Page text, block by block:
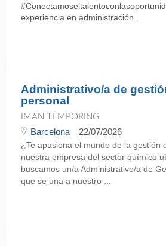
experiencia en administración ...
Administrativo/a de
personal
IMAN TEMPORING
Barcelona 22/07/2026
¿Te apasiona el mundo de la gestión
nuestra empresa del sector químico
buscamos un/a Administrativo/a de
que se una a nuestro ...